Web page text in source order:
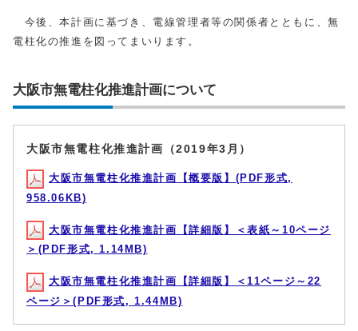
今後、本計画に基づき、電線管理者等の関係者とともに、無
電柱化の推進を図ってまいります。
大阪市無電柱化推進計画について
大阪市無電柱化推進計画（2019年3月）
大阪市無電柱化推進計画【概要版】(PDF形式,
958.06KB)
大阪市無電柱化推進計画【詳細版】＜表紙～10ページ
＞(PDF形式, 1.14MB)
大阪市無電柱化推進計画【詳細版】＜11ページ～22
ページ＞(PDF形式, 1.44MB)